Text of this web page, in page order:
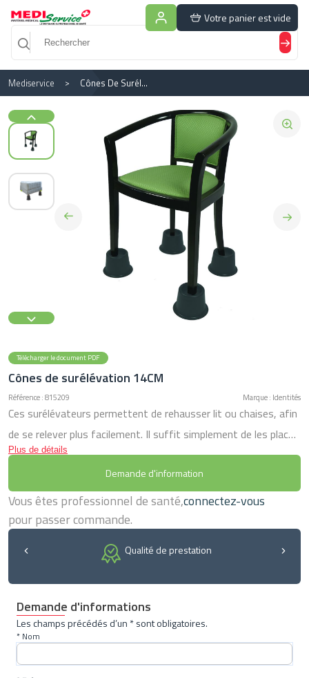
Votre panier est vide
Mediservice Cônes De Surélévation 14cm
Télécharger le document PDF
Cônes de surélévation 14CM
Référence : 815209 Marque : Identités
Ces surélévateurs permettent de rehausser lit ou chaises, afin
de se relever plus facilement. Il suffit simplement de les placer
sous chacun des pieds. Ils sont livrés avec un disque en
mousse antidérapante s’insérant dans la partie à rebord du
haut du plot, afin que le meuble ne bouge plus du tout. Modèle
hauteur 14 cm : diamètre utile en haut 7,6 cm. Diamètre au sol
16,5 cm. Résistance 130 kg par plot. Fabriqué en France
Plus de détails
Demande d'information
Vous êtes professionnel de santé,connectez-vous
pour passer commande.
Qualité de prestation
Demande d'informations
Les champs précédés d’un * sont obligatoires.
* Nom
Panneau de gestion des cookies